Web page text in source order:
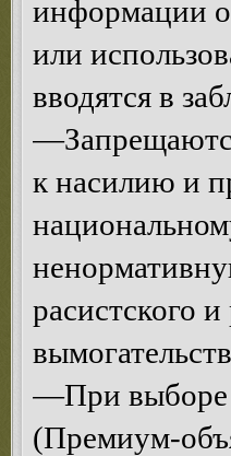
информации о
или
вводятся в
к насилию и
расистского
—При выборе
(Премиум-